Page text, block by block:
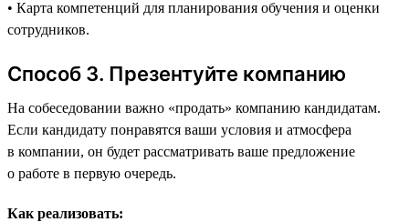
• Карта компетенций для планирования обучения и оценки
сотрудников.
Способ 3. Презентуйте компанию
На собеседовании важно «продать» компанию кандидатам.
Если кандидату понравятся ваши условия и атмосфера
в компании, он будет рассматривать ваше предложение
о работе в первую очередь.
Как реализовать: